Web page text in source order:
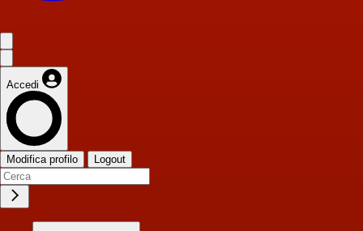
Accedi
Modifica profilo Logout